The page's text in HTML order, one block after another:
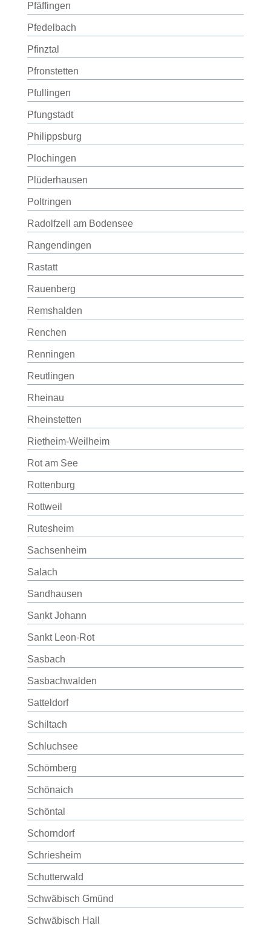
Pfäffingen
Pfedelbach
Pfinztal
Pfronstetten
Pfullingen
Pfungstadt
Philippsburg
Plochingen
Plüderhausen
Poltringen
Radolfzell am Bodensee
Rangendingen
Rastatt
Rauenberg
Remshalden
Renchen
Renningen
Reutlingen
Rheinau
Rheinstetten
Rietheim-Weilheim
Rot am See
Rottenburg
Rottweil
Rutesheim
Sachsenheim
Salach
Sandhausen
Sankt Johann
Sankt Leon-Rot
Sasbach
Sasbachwalden
Satteldorf
Schiltach
Schluchsee
Schömberg
Schönaich
Schöntal
Schorndorf
Schriesheim
Schutterwald
Schwäbisch Gmünd
Schwäbisch Hall